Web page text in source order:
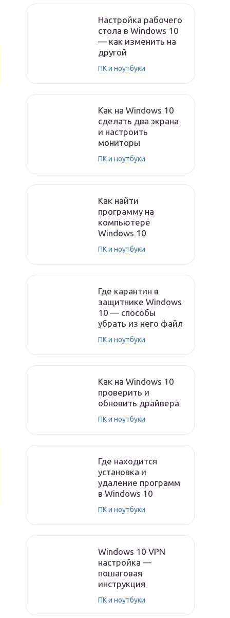
Настройка рабочего
стола в Windows 10
— как изменить на
другой
ПК и ноутбуки
Как на Windows 10
сделать два экрана
и настроить
мониторы
ПК и ноутбуки
Как найти
программу на
компьютере
Windows 10
ПК и ноутбуки
Где карантин в
защитнике Windows
10 — способы
убрать из него файл
ПК и ноутбуки
Как на Windows 10
проверить и
обновить драйвера
ПК и ноутбуки
Где находится
установка и
удаление программ
в Windows 10
ПК и ноутбуки
Windows 10 VPN
настройка —
пошаговая
инструкция
ПК и ноутбуки